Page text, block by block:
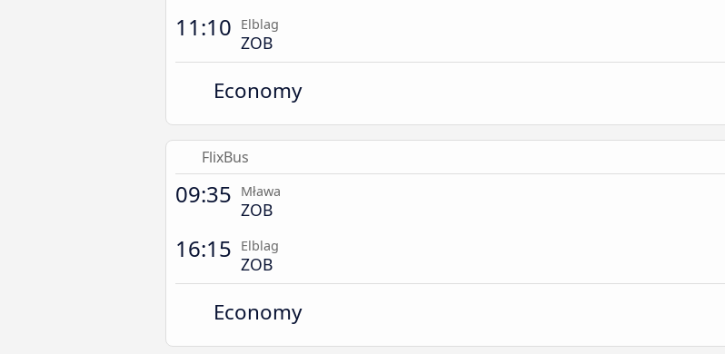
11:10 Elblag
ZOB
Economy
FlixBus
09:35 Mława
ZOB
16:15 Elblag
ZOB
Economy